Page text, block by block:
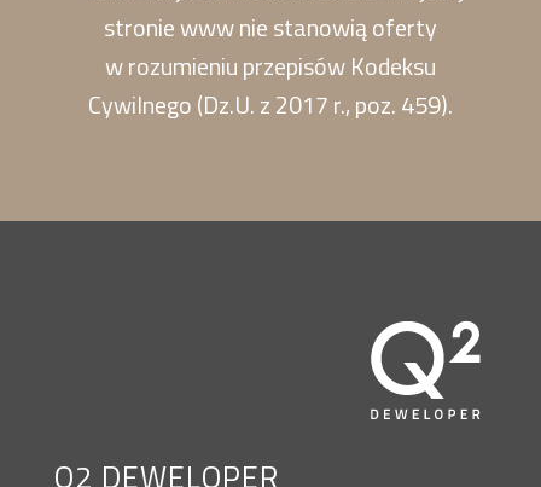
stronie www nie stanowią oferty
w rozumieniu przepisów Kodeksu
Cywilnego (Dz.U. z 2017 r., poz. 459).
Q2 DEWELOPER